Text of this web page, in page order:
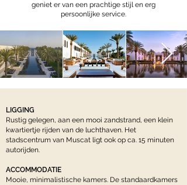
geniet er van een prachtige stijl en erg
persoonlijke service.
LIGGING
Rustig gelegen, aan een mooi zandstrand, een klein
kwartiertje rijden van de luchthaven. Het
stadscentrum van Muscat ligt ook op ca. 15 minuten
autorijden.
ACCOMMODATIE
Mooie, minimalistische kamers. De standaardkamers